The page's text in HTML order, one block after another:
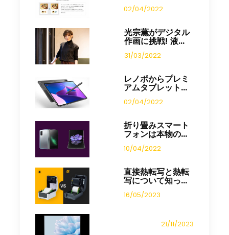
02/04/2022
光宗薫がデジタル
作画に挑戦! 液...
31/03/2022
レノボからプレミ
アムタブレット...
02/04/2022
折り畳みスマート
フォンは本物の...
10/04/2022
直接熱転写と熱転
写について知っ...
16/05/2023
21/11/2023